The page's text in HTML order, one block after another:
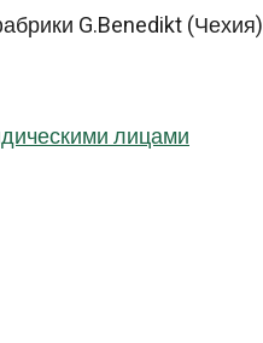
G.Benedikt
лицами